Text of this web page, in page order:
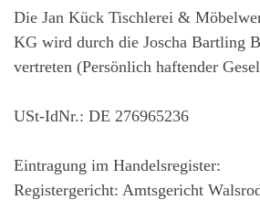
Die Jan Kück Tischlerei &
KG wird durch die Joscha Bartling
vertreten (Persönlich haftender
USt-IdNr.: DE 276965236
Eintragung im Handelsregister:
Registergericht: Amtsgericht